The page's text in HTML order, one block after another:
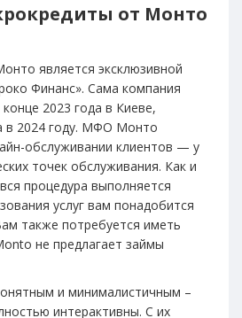
от Монто
является эксклюзивной
Финанс». Сама компания
2023 года в Киеве,
в 2024 году. МФО Монто
обслуживании клиентов — у
точек обслуживания. Как и
процедура выполняется
услуг вам понадобится
также потребуется иметь
не предлагает займы
и минималистичным –
интерактивны. С их